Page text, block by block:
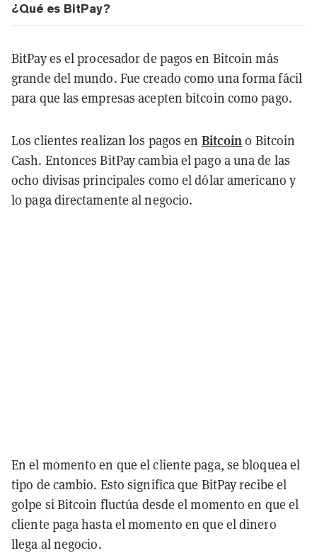
¿Qué es BitPay?
BitPay es el procesador de pagos en Bitcoin más
grande del mundo. Fue creado como una forma fácil
para que las empresas acepten bitcoin como pago.
Los clientes realizan los pagos en Bitcoin o Bitcoin
Cash. Entonces BitPay cambia el pago a una de las
ocho divisas principales como el dólar americano y
lo paga directamente al negocio.
En el momento en que el cliente paga, se bloquea el
tipo de cambio. Esto significa que BitPay recibe el
golpe si Bitcoin fluctúa desde el momento en que el
cliente paga hasta el momento en que el dinero
llega al negocio.